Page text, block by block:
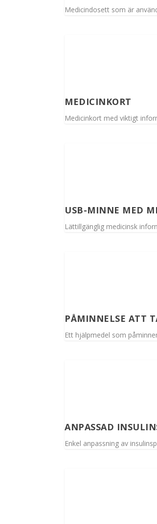
Medicindosett som är
MEDICINKORT
Medicinkort med viktigt
USB-MINNE MED
Lättillgänglig medicinsk
PÅMINNELSE ATT
Ett hjälpmedel som
ANPASSAD
Enkel anpassning av